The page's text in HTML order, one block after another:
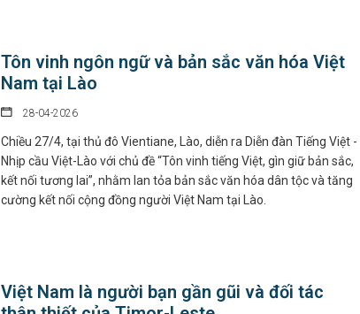
Tôn vinh ngôn ngữ và bản sắc văn hóa Việt
Nam tại Lào
28-04-2026
Chiều 27/4, tại thủ đô Vientiane, Lào, diễn ra Diễn đàn Tiếng Việt -
Nhịp cầu Việt-Lào với chủ đề “Tôn vinh tiếng Việt, gìn giữ bản sắc,
kết nối tương lai”, nhằm lan tỏa bản sắc văn hóa dân tộc và tăng
cường kết nối cộng đồng người Việt Nam tại Lào.
Việt Nam là người bạn gần gũi và đối tác